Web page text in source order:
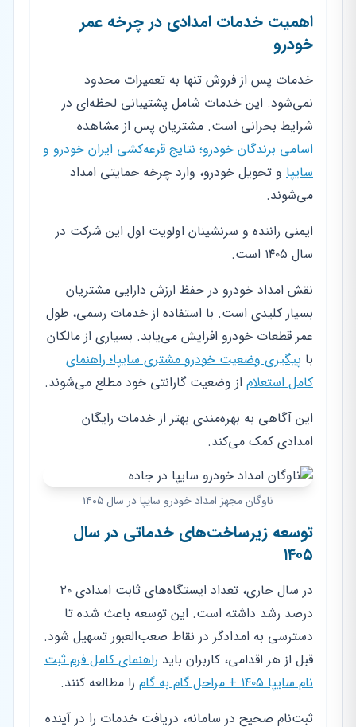
اهمیت خدمات امدادی در چرخه عمر
خودرو
خدمات پس از فروش تنها به تعمیرات محدود
نمی‌شود. این خدمات شامل پشتیبانی لحظه‌ای در
شرایط بحرانی است. مشتریان پس از مشاهده
اسامی برندگان خودرو؛ نتایج قرعه‌کشی ایران خودرو و
سایپا و تحویل خودرو، وارد چرخه حمایتی امداد
می‌شوند.
ایمنی راننده و سرنشینان اولویت اول این شرکت در
سال ۱۴۰۵ است.
نقش امداد خودرو در حفظ ارزش دارایی مشتریان
بسیار کلیدی است. با استفاده از خدمات رسمی، طول
عمر قطعات خودرو افزایش می‌یابد. بسیاری از مالکان
با پیگیری وضعیت خودرو مشتری سایپا؛ راهنمای
کامل استعلام از وضعیت گارانتی خود مطلع می‌شوند.
این آگاهی به بهره‌مندی بهتر از خدمات رایگان
امدادی کمک می‌کند.
ناوگان مجهز امداد خودرو سایپا در سال ۱۴۰۵
توسعه زیرساخت‌های خدماتی در سال
۱۴۰۵
در سال جاری، تعداد ایستگاه‌های ثابت امدادی ۲۰
درصد رشد داشته است. این توسعه باعث شده تا
دسترسی به امدادگر در نقاط صعب‌العبور تسهیل شود.
قبل از هر اقدامی، کاربران باید راهنمای کامل فرم ثبت
نام سایپا ۱۴۰۵ + مراحل گام به گام
را مطالعه کنند.
ثبت‌نام صحیح در سامانه، دریافت خدمات را در آینده